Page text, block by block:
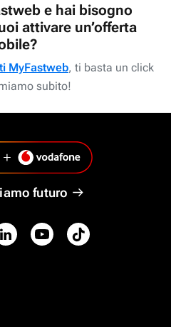
e hai bisogno
attivare un’offerta
MyFastweb, ti basta un click
subito!
futuro